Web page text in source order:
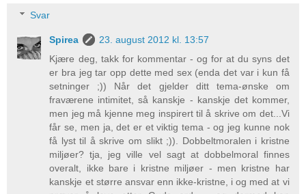
Svar
Spirea
23. august 2012 kl. 13:57
Kjære deg, takk for kommentar - og for at du syns det
er bra jeg tar opp dette med sex (enda det var i kun få
setninger ;)) Når det gjelder ditt tema-ønske om
fraværene intimitet, så kanskje - kanskje det kommer,
men jeg må kjenne meg inspirert til å skrive om det...Vi
får se, men ja, det er et viktig tema - og jeg kunne nok
få lyst til å skrive om slikt ;)). Dobbeltmoralen i kristne
miljøer? tja, jeg ville vel sagt at dobbelmoral finnes
overalt, ikke bare i kristne miljøer - men kristne har
kanskje et større ansvar enn ikke-kristne, i og med at vi